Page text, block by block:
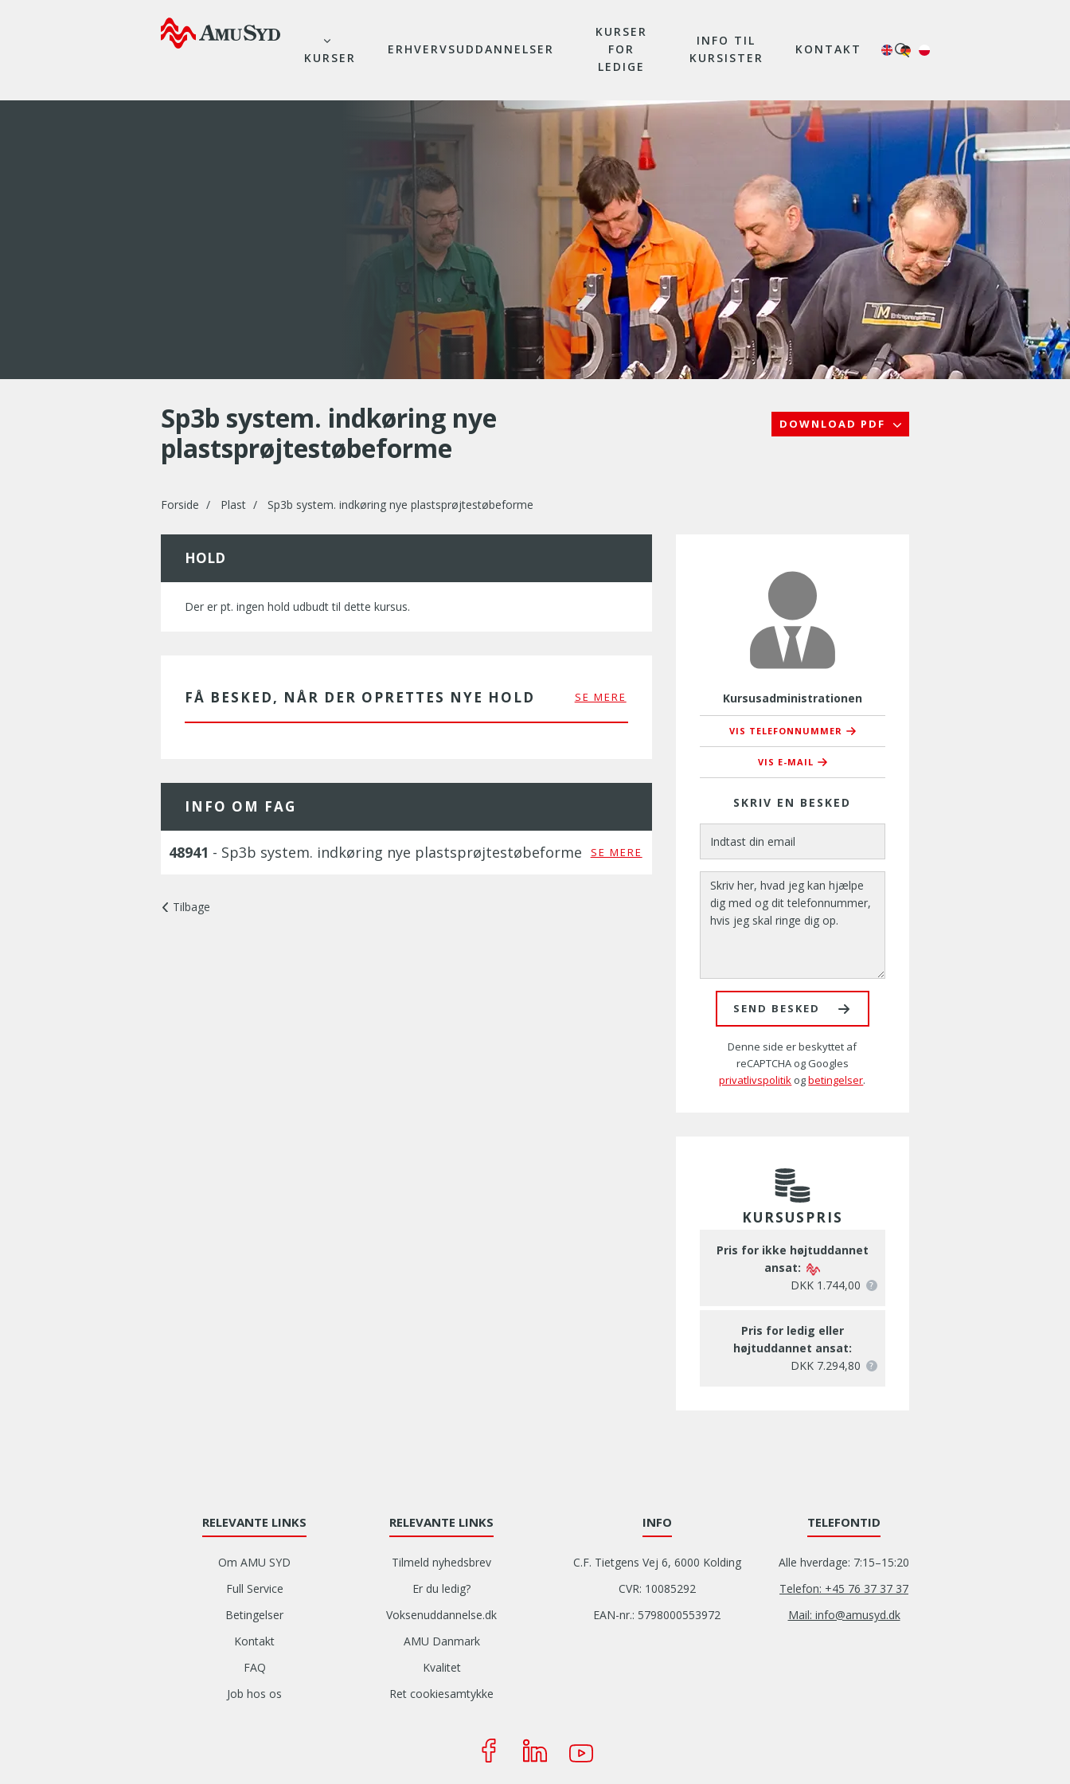
KURSER
ERHVERVSUDDANNELSER
KURSER
FOR
LEDIGE
INFO TIL
KURSISTER
KONTAKT
Sp3b system. indkøring nye
plastsprøjtestøbeforme
DOWNLOAD PDF
Forside Plast Sp3b system. indkøring nye plastsprøjtestøbeforme
HOLD
Der er pt. ingen hold udbudt til dette kursus.
FÅ BESKED, NÅR DER OPRETTES NYE HOLD SE MERE
INFO OM FAG
48941 - Sp3b system. indkøring nye plastsprøjtestøbeforme SE MERE
Tilbage
Kursusadministrationen
VIS TELEFONNUMMER
76373737
VIS E-MAIL
kursus@amusyd.dk
SKRIV EN BESKED
SEND BESKED
Denne side er beskyttet af
reCAPTCHA og Googles
privatlivspolitik ogbetingelser.
KURSUSPRIS
Pris for ikke højtuddannet
ansat:
DKK 1.744,00
Pris for ledig eller
højtuddannet ansat:
DKK 7.294,80
RELEVANTE LINKS
Om AMU SYD
Full Service
Betingelser
Kontakt
FAQ
Job hos os
RELEVANTE LINKS
Tilmeld nyhedsbrev
Er du ledig?
Voksenuddannelse.dk
AMU Danmark
Kvalitet
Ret cookiesamtykke
INFO
C.F. Tietgens Vej 6, 6000 Kolding
CVR: 10085292
EAN-nr.: 5798000553972
TELEFONTID
Alle hverdage: 7:15–15:20
Telefon: +45 76 37 37 37
Mail: info@amusyd.dk